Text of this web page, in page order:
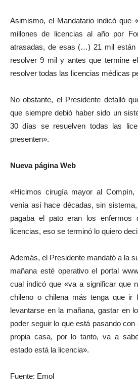
Asimismo, el Mandatario indicó que
millones de licencias al año por
atrasadas, de esas (…) 21 mil están
resolver 9 mil y antes que termine
resolver todas las licencias médicas
No obstante, el Presidente detalló
que siempre debió haber sido un
30 días se resuelven todas las
presenten».
Nueva página Web
«Hicimos cirugía mayor al
venía así hace décadas, sin
pagaba el pato eran los enfermos
licencias, eso se terminó lo quiero
Además, el Presidente mandató a la
mañana esté operativo el portal
cual indicó que «va a significar que
chileno o chilena más tenga que ir
levantarse en la mañana, gastar en
poder seguir lo que está pasando
propia casa, por lo tanto, va a
estado está la licencia».
Fuente: Emol